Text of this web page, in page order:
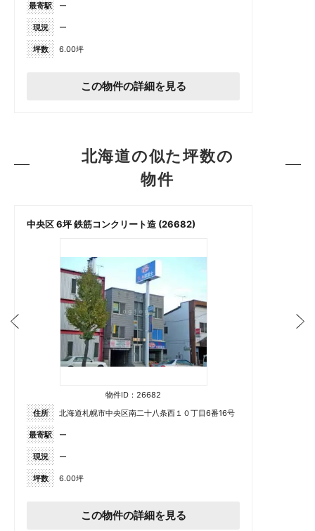
最寄駅 ー
現況 ー
坪数 6.00坪
この物件の詳細を見る
北海道の似た坪数の
物件
中央区 6坪 鉄筋コンクリート造 (26682)
物件ID：26682
住所
北海道札幌市中央区南二十八条西１０丁目6番16号
最寄駅 ー
現況 ー
坪数 6.00坪
この物件の詳細を見る